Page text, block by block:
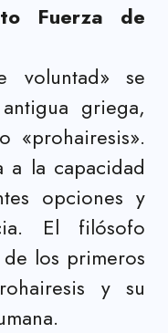
Fuerza de
voluntad» se
griega,
«prohairesis».
a la capacidad
opciones y
El filósofo
los primeros
y su